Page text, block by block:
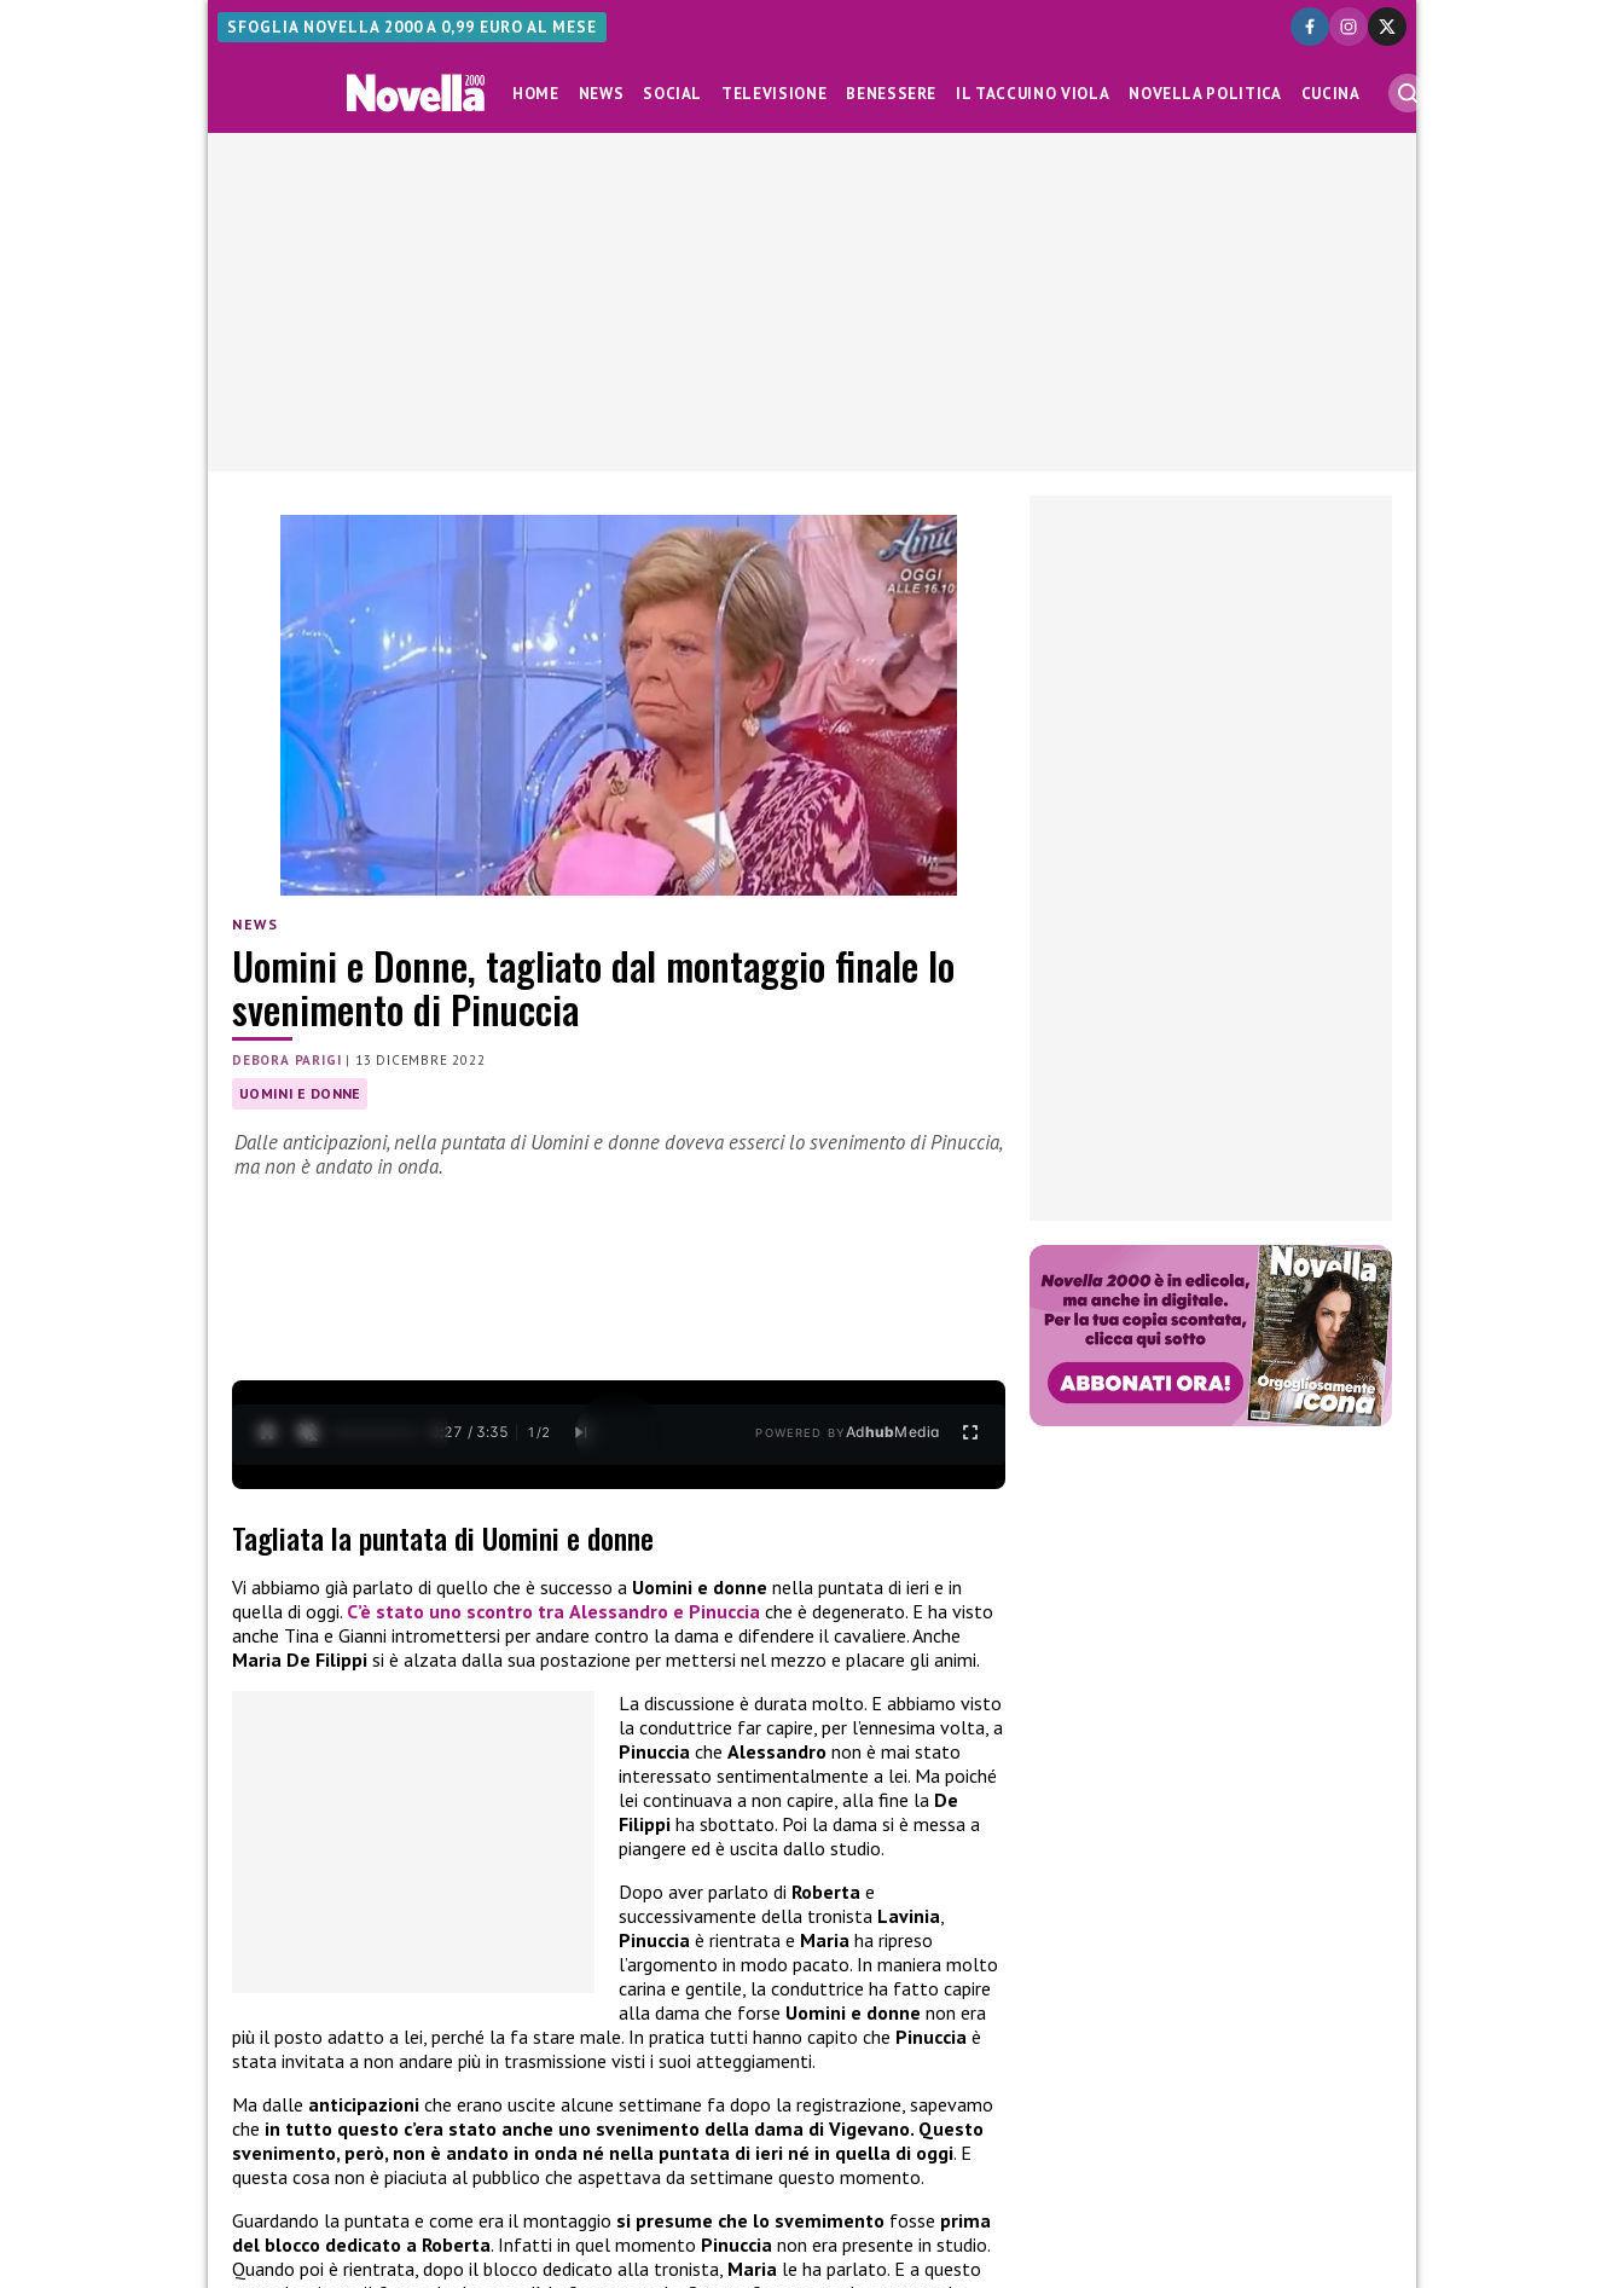
SFOGLIA NOVELLA 2000 A 0,99 EURO AL MESE
HOME NEWS SOCIAL TELEVISIONE BENESSERE IL TACCUINO VIOLA NOVELLA POLITICA CUCINA
NEWS
Uomini e Donne, tagliato dal montaggio finale lo
svenimento di Pinuccia
DEBORA PARIGI | 13 DICEMBRE 2022
UOMINI E DONNE
Dalle anticipazioni, nella puntata di Uomini e donne doveva esserci lo svenimento di Pinuccia,
ma non è andato in onda.
0:28 / 3:35 1 /2 POWERED BYAdhubMedia
Tagliata la puntata di Uomini e donne
Vi abbiamo già parlato di quello che è successo a Uomini e donne nella puntata di ieri e in
quella di oggi. C’è stato uno scontro tra Alessandro e Pinuccia che è degenerato. E ha visto
anche Tina e Gianni intromettersi per andare contro la dama e difendere il cavaliere. Anche
Maria De Filippi si è alzata dalla sua postazione per mettersi nel mezzo e placare gli animi.
La discussione è durata molto. E abbiamo visto
la conduttrice far capire, per l’ennesima volta, a
Pinuccia che Alessandro non è mai stato
interessato sentimentalmente a lei. Ma poiché
lei continuava a non capire, alla fine la De
Filippi ha sbottato. Poi la dama si è messa a
piangere ed è uscita dallo studio.
Dopo aver parlato di Roberta e
successivamente della tronista Lavinia,
Pinuccia è rientrata e Maria ha ripreso
l’argomento in modo pacato. In maniera molto
carina e gentile, la conduttrice ha fatto capire
alla dama che forse Uomini e donne non era
più il posto adatto a lei, perché la fa stare male. In pratica tutti hanno capito che Pinuccia è
stata invitata a non andare più in trasmissione visti i suoi atteggiamenti.
Ma dalle anticipazioni che erano uscite alcune settimane fa dopo la registrazione, sapevamo
che in tutto questo c’era stato anche uno svenimento della dama di Vigevano. Questo
svenimento, però, non è andato in onda né nella puntata di ieri né in quella di oggi. E
questa cosa non è piaciuta al pubblico che aspettava da settimane questo momento.
Guardando la puntata e come era il montaggio si presume che lo svemimento fosse prima
del blocco dedicato a Roberta. Infatti in quel momento Pinuccia non era presente in studio.
Quando poi è rientrata, dopo il blocco dedicato alla tronista, Maria le ha parlato. E a questo